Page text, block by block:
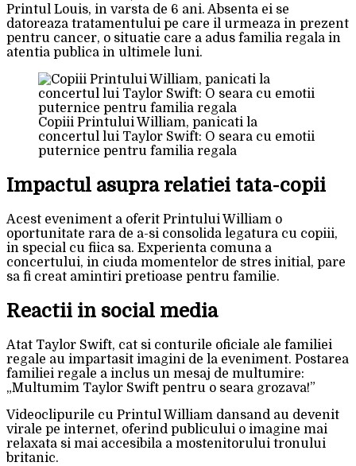
Printul Louis, in varsta de 6 ani. Absenta ei se
datoreaza tratamentului pe care il urmeaza in prezent
pentru cancer, o situatie care a adus familia regala in
atentia publica in ultimele luni.
Copiii Printului William, panicati la
concertul lui Taylor Swift: O seara cu emotii
puternice pentru familia regala
Impactul asupra relatiei tata-copii
Acest eveniment a oferit Printului William o
oportunitate rara de a-si consolida legatura cu copiii,
in special cu fiica sa. Experienta comuna a
concertului, in ciuda momentelor de stres initial, pare
sa fi creat amintiri pretioase pentru familie.
Reactii in social media
Atat Taylor Swift, cat si conturile oficiale ale familiei
regale au impartasit imagini de la eveniment. Postarea
familiei regale a inclus un mesaj de multumire:
„Multumim Taylor Swift pentru o seara grozava!”
Videoclipurile cu Printul William dansand au devenit
virale pe internet, oferind publicului o imagine mai
relaxata si mai accesibila a mostenitorului tronului
britanic.